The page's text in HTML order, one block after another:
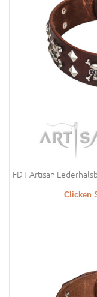
FDT Artisan
Clicken